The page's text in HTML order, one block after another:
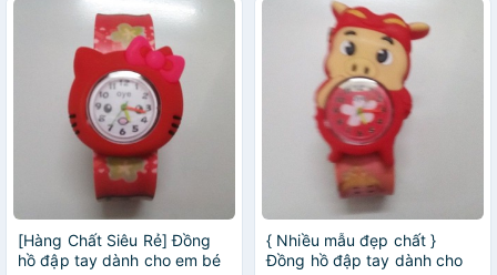
[Hàng Chất Siêu Rẻ] Đồng
hồ đập tay dành cho em bé
{ Nhiều mẫu đẹp chất }
Đồng hồ đập tay dành cho